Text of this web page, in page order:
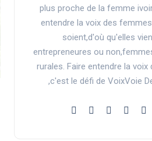
plus proche de la femme
entendre la voix des
soient,d'où qu'elles
entrepreneures ou
rurales. Faire entendre la
,c'est le défi de VoixVoie